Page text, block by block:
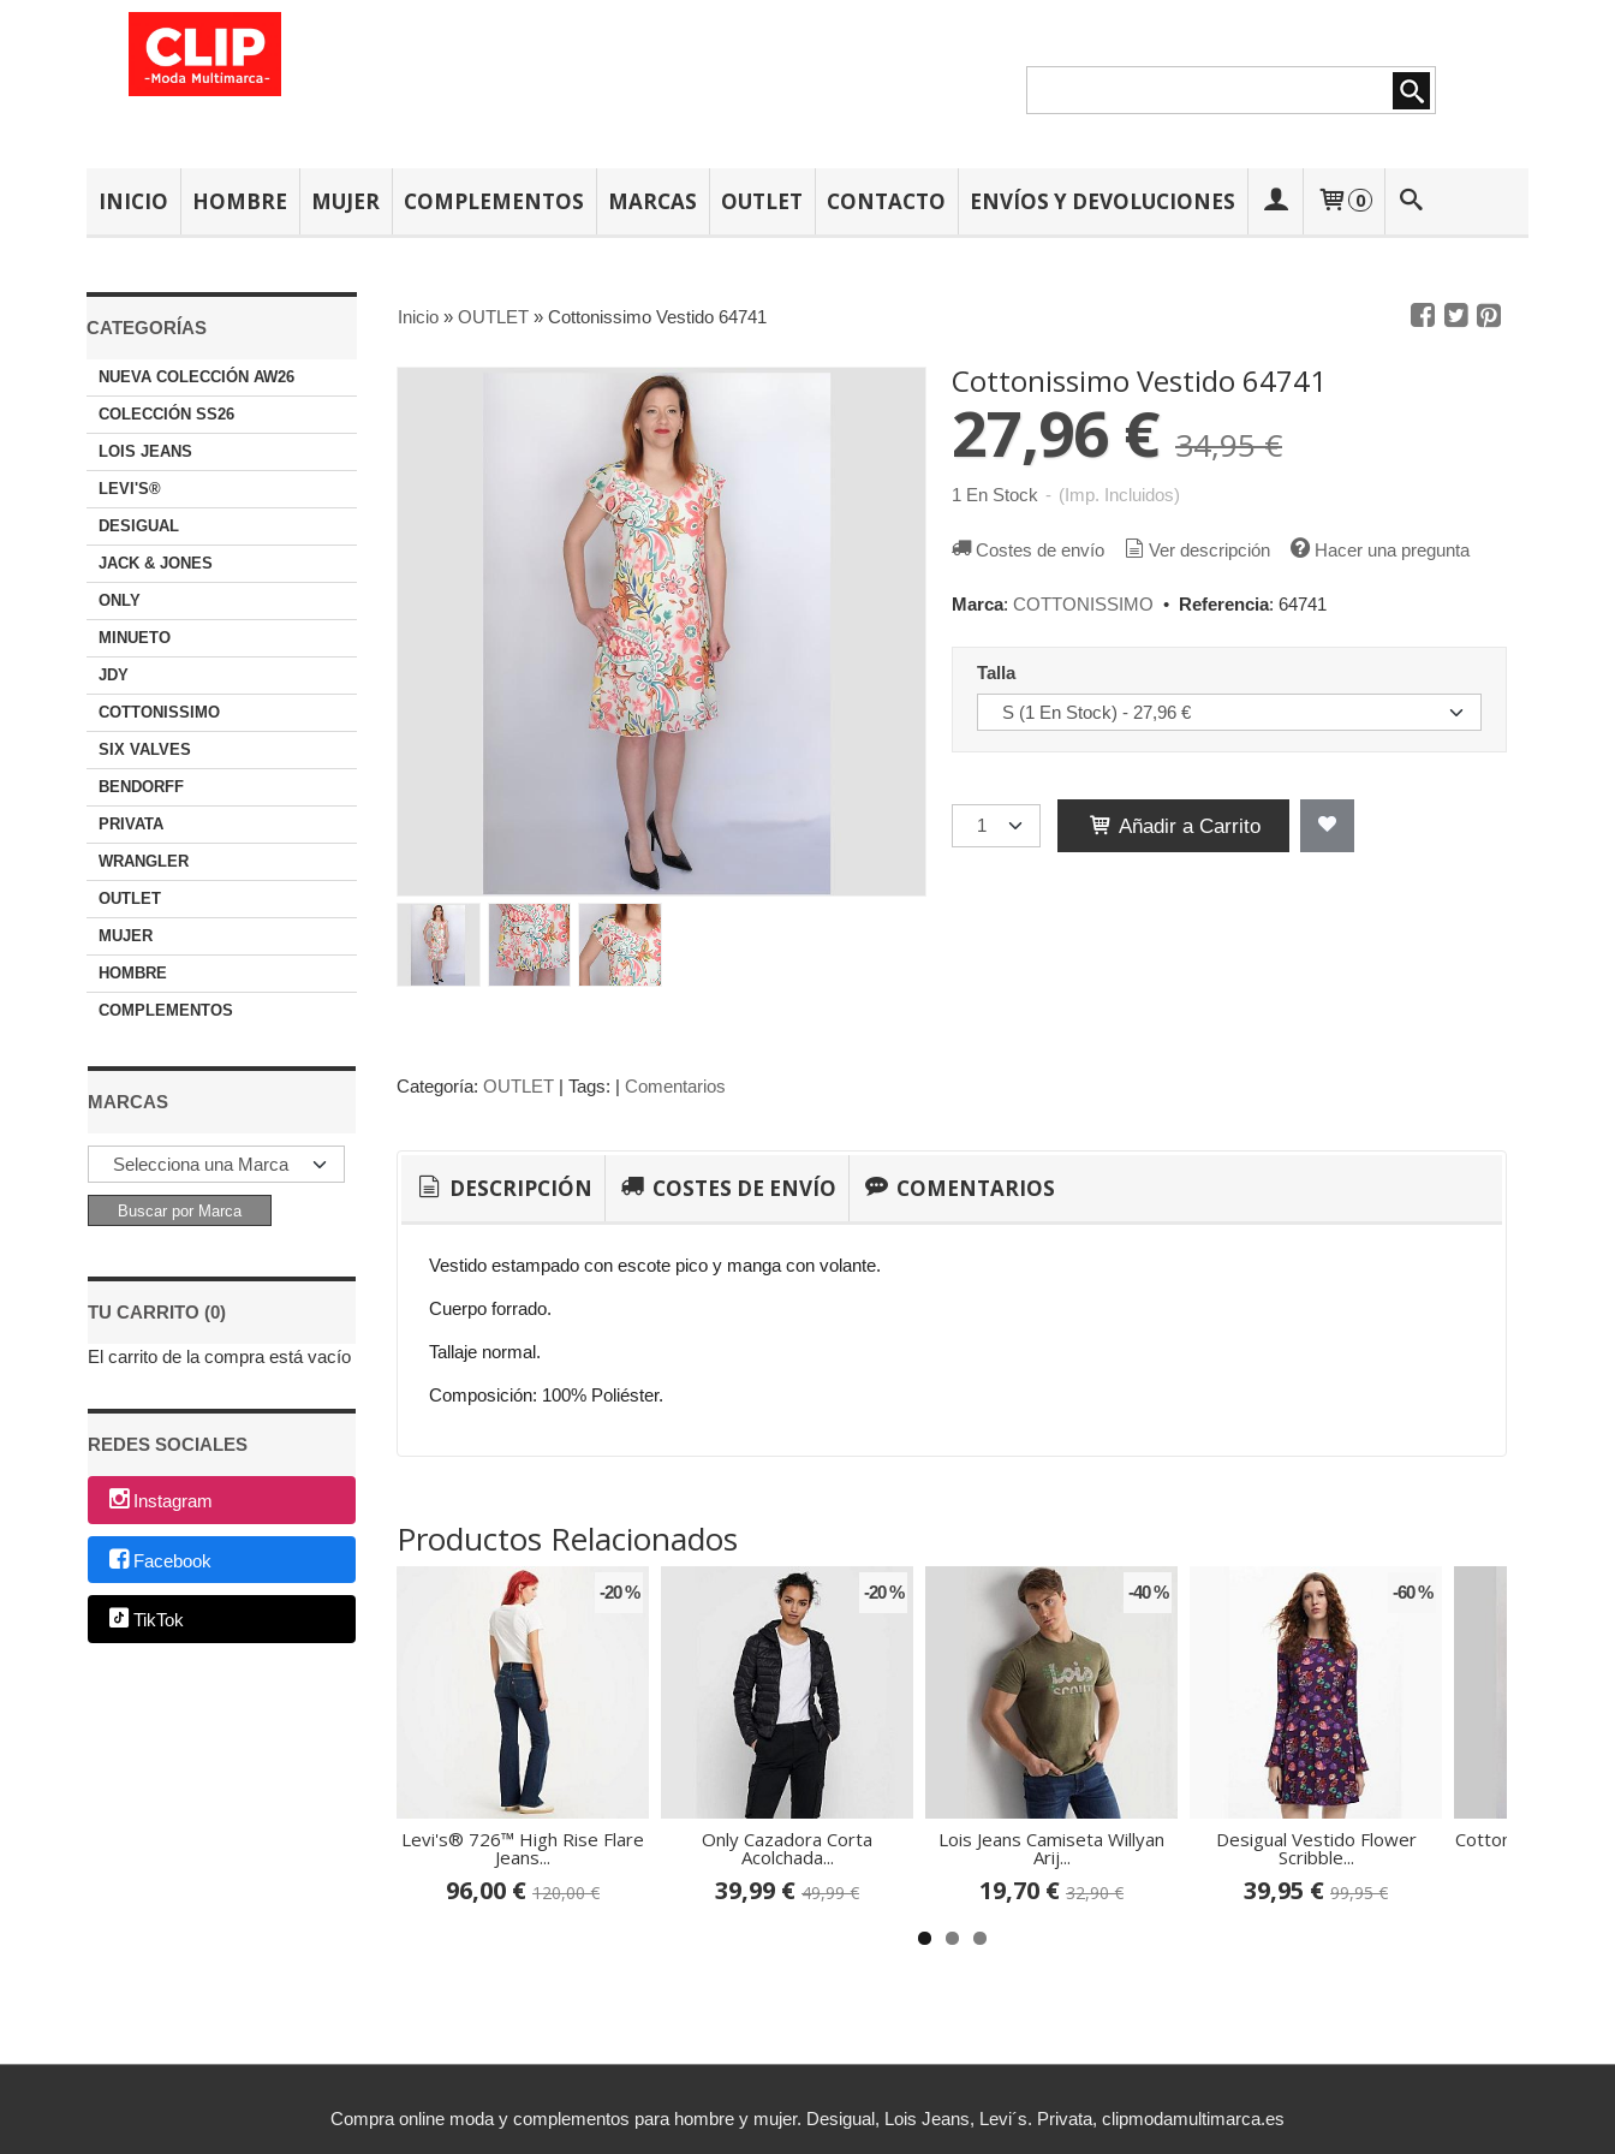
INICIO HOMBRE MUJER COMPLEMENTOS MARCAS OUTLET CONTACTO ENVÍOS Y DEVOLUCIONES 0
CATEGORÍAS
NUEVA COLECCIÓN AW26
COLECCIÓN SS26
LOIS JEANS
LEVI'S®
DESIGUAL
JACK & JONES
ONLY
MINUETO
JDY
COTTONISSIMO
SIX VALVES
BENDORFF
PRIVATA
WRANGLER
OUTLET
MUJER
HOMBRE
COMPLEMENTOS
MARCAS
TU CARRITO (0)
El carrito de la compra está vacío
REDES SOCIALES
Instagram
Facebook
TikTok
Inicio » OUTLET » Cottonissimo Vestido 64741
Cottonissimo Vestido 64741
27,96 € 34,95 €
1 En Stock - (Imp. Incluidos)
Costes de envío Ver descripción Hacer una pregunta
Marca: COTTONISSIMO • Referencia: 64741
Talla
Añadir a Carrito
Categoría: OUTLET | Tags: | Comentarios
DESCRIPCIÓN COSTES DE ENVÍO COMENTARIOS
Vestido estampado con escote pico y manga con volante.
Cuerpo forrado.
Tallaje normal.
Composición: 100% Poliéster.
Productos Relacionados
-20 %
Levi's® 726™ High Rise Flare
Jeans...
96,00 € 120,00 €
-20 %
Only Cazadora Corta
Acolchada...
39,99 € 49,99 €
-40 %
Lois Jeans Camiseta Willyan
Arij...
19,70 € 32,90 €
-60 %
Desigual Vestido Flower
Scribble...
39,95 € 99,95 €
Cottonissimo
Compra online moda y complementos para hombre y mujer. Desigual, Lois Jeans, Levi´s. Privata, clipmodamultimarca.es